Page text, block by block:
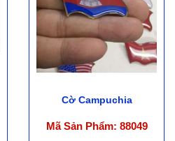
Cờ Campuchia
Mã Sản Phẩm: 88049